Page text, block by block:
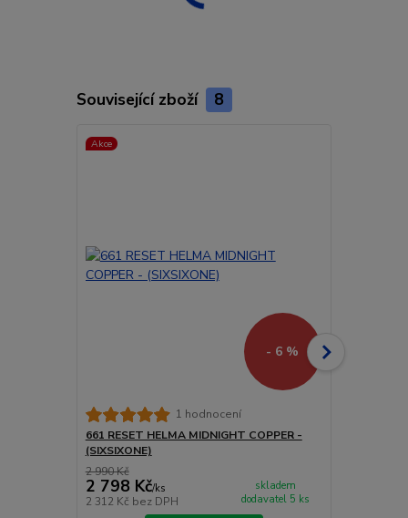
Související zboží 8
Akce
- 6 %
1 hodnocení
661 RESET HELMA MIDNIGHT COPPER -
(SIXSIXONE)
2 990 Kč
2 798 Kč/ks
2 312 Kč bez DPH
skladem
dodavatel 5 ks